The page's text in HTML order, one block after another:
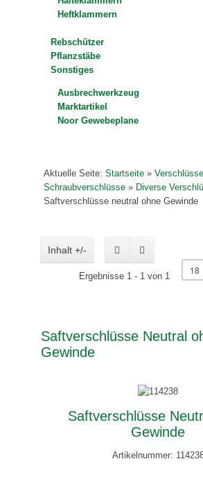
Heftklammern
Rebschützer
Pflanzstäbe
Sonstiges
Ausbrechwerkzeug
Marktartikel
Noor Gewebeplane
Aktuelle Seite:Startseite »Verschlüsse
Schraubverschlüsse » Diverse
Saftverschlüsse neutral ohne Gewinde
Inhalt +/-
Ergebnisse 1 - 1 von 1
Saftverschlüsse Neutral
Gewinde
Saftverschlüsse
Gewinde
Artikelnummer: